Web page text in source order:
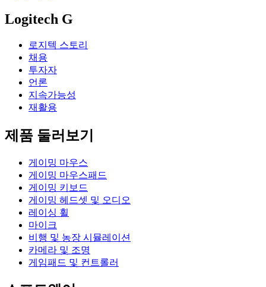
Logitech G
로지텍 스토리
채용
투자자
언론
지속가능성
재활용
제품 둘러보기
게이밍 마우스
게이밍 마우스패드
게이밍 키보드
게이밍 헤드셋 및 오디오
레이싱 휠
마이크
비행 및 농장 시뮬레이션
카메라 및 조명
게임패드 및 컨트롤러